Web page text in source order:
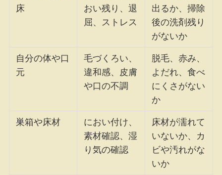
床
おい残り、退
屈、ストレス
出るか、掃除
後の洗剤残り
がないか
自分の体や口
元
毛づくろい、
違和感、皮膚
や口の不調
脱毛、赤み、
よだれ、食べ
にくさがない
か
巣箱や床材
におい付け、
素材確認、湿
り気の確認
床材が濡れて
いないか、カ
ビや汚れがな
いか